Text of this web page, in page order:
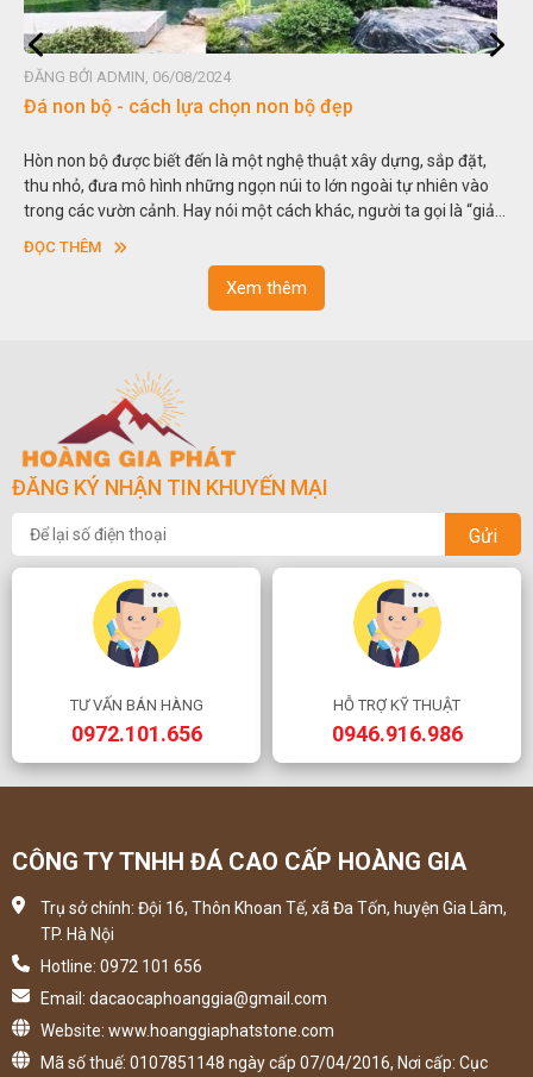
ĐĂNG BỞI HOÀNG GIA PHÁT, 15/06/2024
Tư vấn chọn đá bàn bếp - những loại đá đẹp mà bền
Đá ốp bếp là nguyên vật liệu quen thuộc với mọi gia đình thời nay,
việc sử dụng đá trong trang trí nhà bếp không chỉ mang lại sự
sang trọng, nâng cao tính thẩm mỹ mà còn bền bỉ theo thời gian.
So với nguyên liệu đá tự nhiên, đá thạch anh nhân tạo cũng khá
phổ biến và khá được ưa dùng. Vậy nên chọn đá tự nhiên hay
nhân tạo để ốp bếp tốt hơn. Hãy tìm hiểu ngay dưới đây nhé.
ĐỌC THÊM
Xem thêm
ĐĂNG KÝ NHẬN TIN KHUYẾN MẠI
Gửi
TƯ VẤN BÁN HÀNG
0972.101.656
HỖ TRỢ KỸ THUẬT
0946.916.986
CÔNG TY TNHH ĐÁ CAO CẤP HOÀNG GIA
Trụ sở chính: Đội 16, Thôn Khoan Tế, xã Đa Tốn, huyện Gia Lâm,
TP. Hà Nội
Hotline: 0972 101 656
Email: dacaocaphoanggia@gmail.com
Website: www.hoanggiaphatstone.com
Mã số thuế: 0107851148 ngày cấp 07/04/2016, Nơi cấp: Cục